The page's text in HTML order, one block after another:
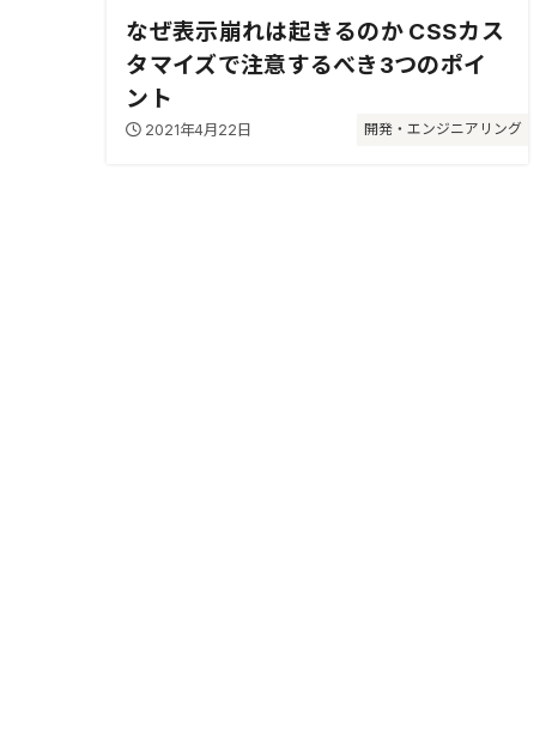
開発・エンジニアリング
なぜ表示崩れは起きるのか CSSカス
タマイズで注意するべき3つのポイ
ント
2021年4月22日